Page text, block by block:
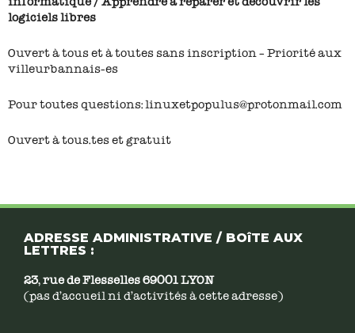
logiciels libres
Ouvert à tous et à toutes sans inscription – Priorité aux
villeurbannais-es
Pour toutes questions: linuxetpopulus@protonmail.com
Ouvert à tous.tes et gratuit
ADRESSE ADMINISTRATIVE / BOîTE AUX
LETTRES :
23, rue de Flesselles 69001 LYON
(pas d’accueil ni d’activités à cette adresse)